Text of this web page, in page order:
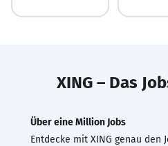
XING – Das
Über eine Million Jobs
Entdecke mit XING genau den